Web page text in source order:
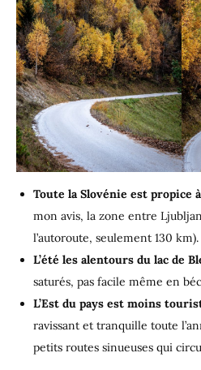
Toute la Slovénie est propice
mon avis, la zone entre
l’autoroute, seulement 130 km).
L’été les alentours du lac de
saturés, pas facile même en
L’Est du pays est moins
ravissant et tranquille toute
petits routes sinueuses qui